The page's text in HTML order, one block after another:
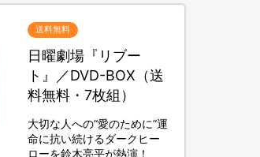
送料無料
日曜劇場『リブー
ト』／DVD-BOX（送
料無料・7枚組）
大切な人への“愛のために”運
命に抗い続けるダークヒー
ローを鈴木亮平が熱演！